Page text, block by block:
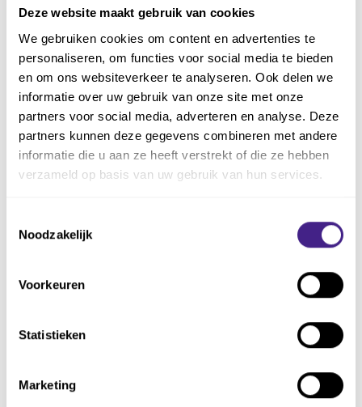
Deze website maakt gebruik van cookies
We gebruiken cookies om content en advertenties te
personaliseren, om functies voor social media te bieden
en om ons websiteverkeer te analyseren. Ook delen we
informatie over uw gebruik van onze site met onze
partners voor social media, adverteren en analyse. Deze
partners kunnen deze gegevens combineren met andere
informatie die u aan ze heeft verstrekt of die ze hebben
verzameld op basis van uw gebruik van hun services.
Noodzakelijk
Voorkeuren
Statistieken
Marketing
onze
Het omzetten
van prospects in
tevreden klanten
én
ambassadeurs.
Wat breng jij mee?